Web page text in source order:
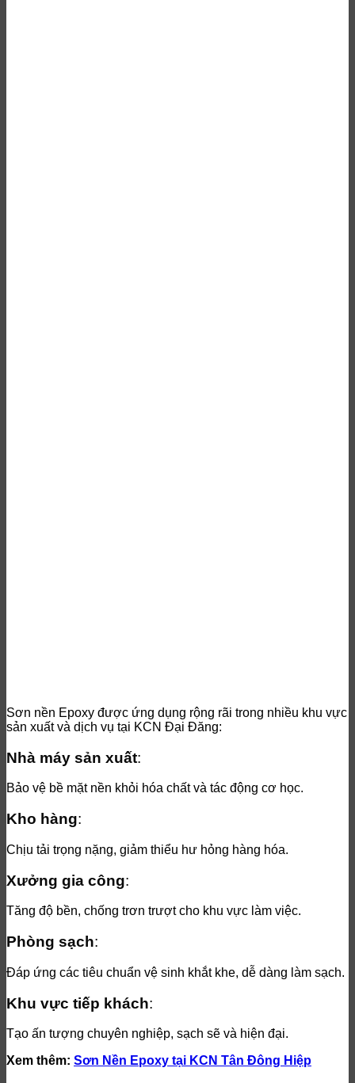
Sơn nền Epoxy được ứng dụng rộng rãi trong nhiều khu vực
sản xuất và dịch vụ tại KCN Đại Đăng:
Nhà máy sản xuất:
Bảo vệ bề mặt nền khỏi hóa chất và tác động cơ học.
Kho hàng:
Chịu tải trọng nặng, giảm thiểu hư hỏng hàng hóa.
Xưởng gia công:
Tăng độ bền, chống trơn trượt cho khu vực làm việc.
Phòng sạch:
Đáp ứng các tiêu chuẩn vệ sinh khắt khe, dễ dàng làm sạch.
Khu vực tiếp khách:
Tạo ấn tượng chuyên nghiệp, sạch sẽ và hiện đại.
Xem thêm: Sơn Nền Epoxy tại KCN Tân Đông Hiệp